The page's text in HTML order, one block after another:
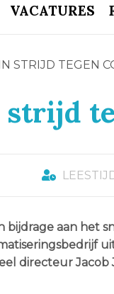
VACATURES
STRIJD TEGEN
bijdrage aan het
directeur